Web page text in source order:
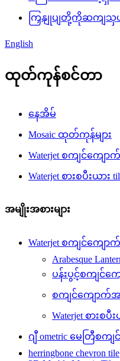
ကြှနျုပျတို့ကိုဆကျသှယ
English
ထုတ်ကုန်စင်တာ
နေအိမ်
Mosaic ထုတ်ကုန်များ
Waterjet စကျင်ကျော
Waterjet စားစပီးယား
အမျိုးအစားများ
Waterjet စကျင်ကျော
Arabesque
ပန်းပွင့်စကျင်က
စကျင်ကျောက်အ
Waterjet စားစပီ
ဂျီ ometric မေတြီစကျ
herringbone chevron tile